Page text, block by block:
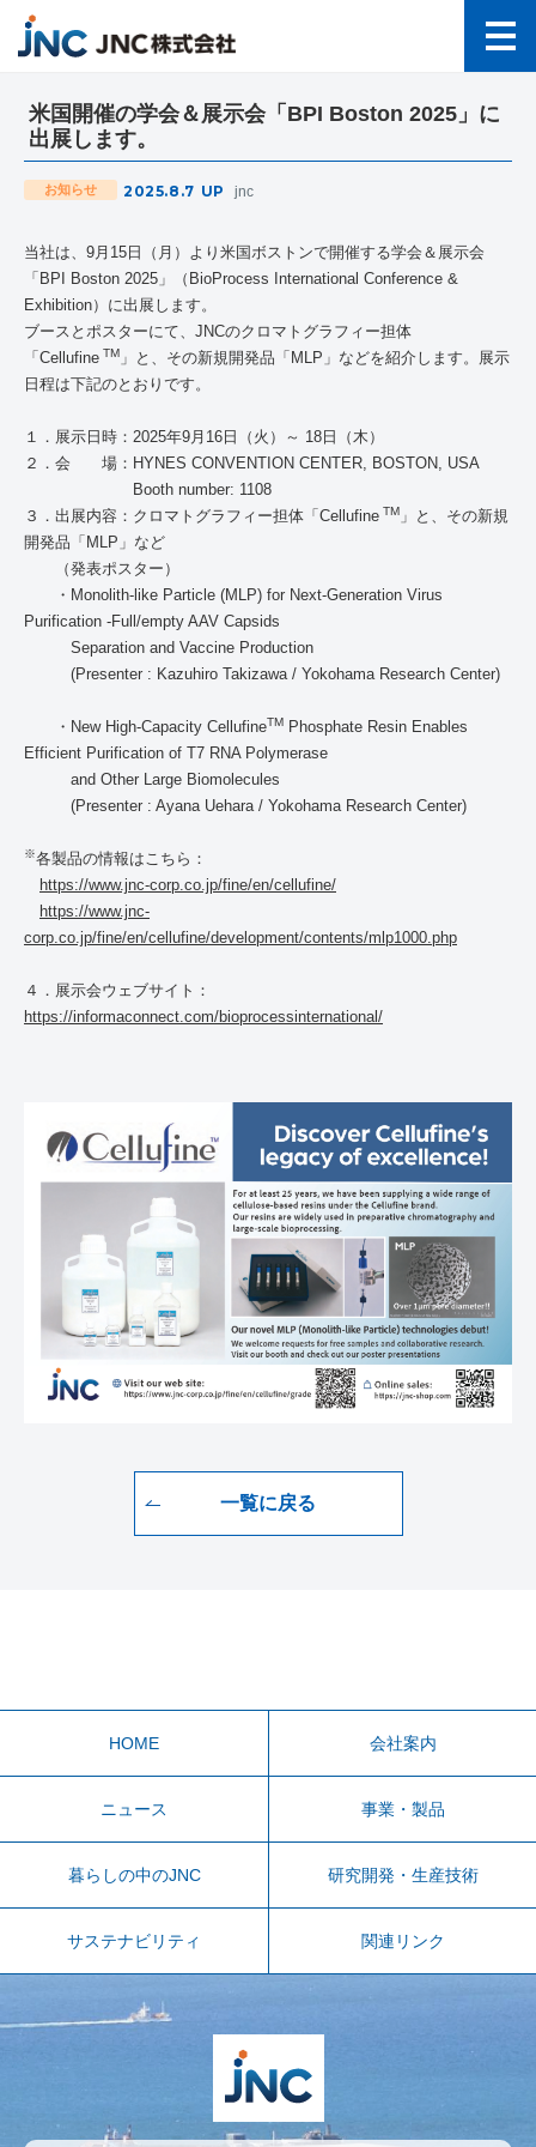
米国開催の学会＆展示会「BPI Boston 2025」に
出展します。
お知らせ 2025.8.7 UP jnc
当社は、 9月 15 日（月）より米国ボストンで開催する学会＆展示会
「 BPI Boston 2025 」（ BioProcess International Conference &
Exhibition）に出展します。
ブースとポスターにて、 JNCのクロマトグラフィー担体
「 Cellufine TM 」と、その新規開発品「 MLP 」などを紹介します。展示
日程は下記のとおりです。
１．展示日時： 2025年9月 16 日（火）～ 18 日（木）
２．会 場： HYNES CONVENTION CENTER, BOSTON, USA
Booth number: 1108
３．出展内容：クロマトグラフィー担体「 Cellufine TM 」と、その新規
開発品「 MLP 」など
（発表ポスター）
・Monolith-like Particle (MLP) for Next-Generation Virus
Purification -Full/empty AAV Capsids
Separation and Vaccine Production
(Presenter : Kazuhiro Takizawa / Yokohama Research Center)
・New High-Capacity CellufineTM Phosphate Resin Enables
Efficient Purification of T7 RNA Polymerase
and Other Large Biomolecules
(Presenter : Ayana Uehara / Yokohama Research Center)
※各製品の情報はこちら：
https://www.jnc-corp.co.jp/fine/en/cellufine/
https://www.jnc-
corp.co.jp/fine/en/cellufine/development/contents/mlp1000.php
４．展示会ウェブサイト：
https://informaconnect.com/bioprocessinternational/
一覧に戻る
HOME 会社案内
ニュース 事業・製品
暮らしの中のJNC 研究開発・生産技術
サステナビリティ 関連リンク